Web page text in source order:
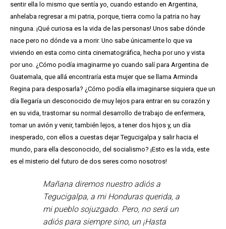
sentir ella lo mismo que sentía yo, cuando estando en Argentina,
anhelaba regresar a mi patria, porque, tierra como la patria no hay
ninguna. ¡Qué curiosa es la vida de las personas! Unos sabe dónde
nace pero no dónde va a morir. Uno sabe únicamente lo que va
viviendo en esta como cinta cinematográfica, hecha por uno y vista
por uno. ¿Cómo podía imaginarme yo cuando salí para Argentina de
Guatemala, que allá encontraría esta mujer que se llama Arminda
Regina para desposarla? ¿Cómo podía ella imaginarse siquiera que un
día llegaría un desconocido de muy lejos para entrar en su corazón y
en su vida, trastornar su normal desarrollo de trabajo de enfermera,
tomar un avión y venir, también lejos, a tener dos hijos y, un día
inesperado, con ellos a cuestas dejar Tegucigalpa y salir hacia el
mundo, para ella desconocido, del socialismo? ¡Esto es la vida, este
es el misterio del futuro de dos seres como nosotros!
Mañana diremos nuestro adiós a
Tegucigalpa, a mi Honduras querida, a
mi pueblo sojuzgado. Pero, no será un
adiós para siempre sino, un ¡Hasta